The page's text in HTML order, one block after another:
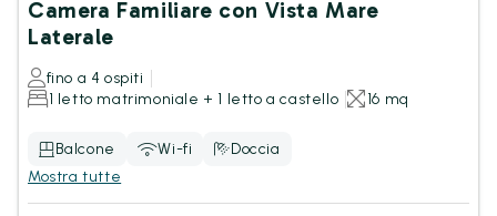
Camera Familiare con Vista Mare
Laterale
fino a 4 ospiti
1 letto matrimoniale + 1 letto a castello
16 mq
Balcone Wi-fi
Doccia
Mostra tutte